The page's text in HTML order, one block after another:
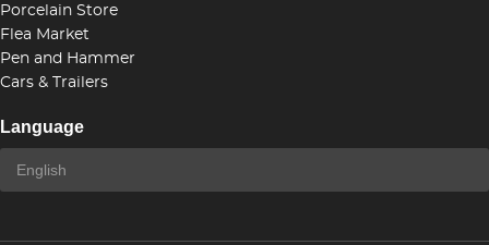
Porcelain Store
Flea Market
Pen and Hammer
Cars & Trailers
Language